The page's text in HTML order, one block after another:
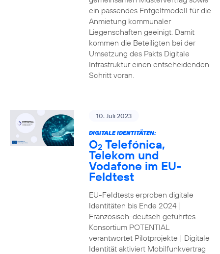
ein passendes Entgeltmodell für die
Anmietung kommunaler
Liegenschaften geeinigt. Damit
kommen die Beteiligten bei der
Umsetzung des Pakts Digitale
Infrastruktur einen entscheidenden
Schritt voran.
10. Juli 2023
DIGITALE IDENTITÄTEN:
O2 Telefónica,
Telekom und
Vodafone im EU-
Feldtest
EU-Feldtests erproben digitale
Identitäten bis Ende 2024 |
Französisch-deutsch geführtes
Konsortium POTENTIAL
verantwortet Pilotprojekte | Digitale
Identität aktiviert Mobilfunkvertrag